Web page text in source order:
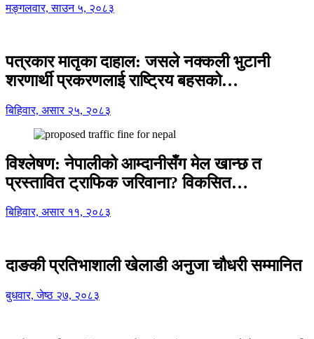
मङ्गलवार, साउन ५, २०८३
पत्रकार मातृका दाहाल: जसले नक्कली भुटानी
शरणार्थी प्रकरणलाई राष्ट्रिय बहसको…
बिहिवार, असार २५, २०८३
विश्लेषण: नेपालीको आम्दानीसँग मेल खान्छ त
प्रस्तावित ट्राफिक जरिवाना? विकसित…
बिहिवार, असार ११, २०८३
दाङकी प्रतिभाशाली खेलाडी अनुजा चौधरी सम्मानित
बुधवार, जेष्ठ २७, २०८३